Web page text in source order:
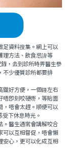
資料搜集。網上可以
理方法、飲食忌諱等
，去到診所時畀醫生參
不少優質診所都要排
好方便，一個鍾左右
唔即刻咬硬嘢，等貼面
，唔會太趕。順便可以
下休息時光。
醫生通常會講解咬合
可以互相督促，唔會懶
安心，更可以化成互相